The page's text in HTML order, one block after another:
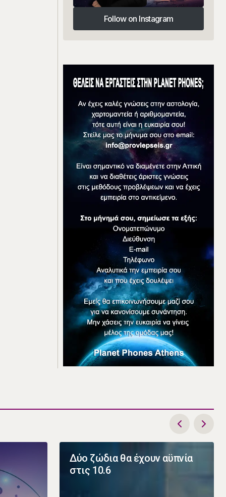
Follow on Instagram
Follow on Instagram
Δύο ζώδια θα έχουν αϋπνία
στις 10.6